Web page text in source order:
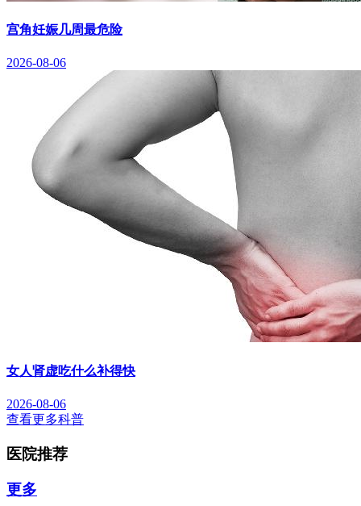
宫角妊娠几周最危险
2026-08-06
女人肾虚吃什么补得快
2026-08-06
查看更多科普
医院推荐
更多